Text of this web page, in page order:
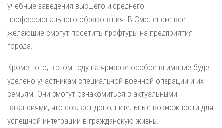
учебные заведения высшего и среднего
профессионального образования. В Смоленске все
желающие смогут посетить профтуры на предприятия
города.
Кроме того, в этом году на ярмарке особое внимание будет
уделено участникам специальной военной операции и их
семьям. Они смогут ознакомиться с актуальными
вакансиями, что создаст дополнительные возможности для
успешной интеграции в гражданскую жизнь.